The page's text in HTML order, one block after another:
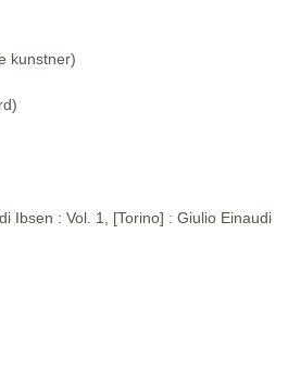
kunstner)
Ibsen : Vol. 1, [Torino] : Giulio Einaudi